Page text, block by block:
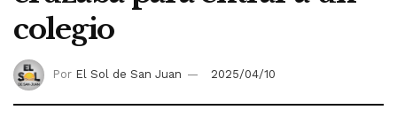
colegio
Por El Sol de San Juan 2025/04/10